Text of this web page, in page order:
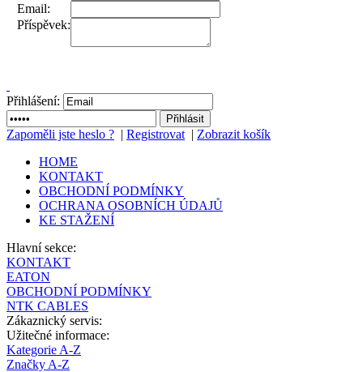
Email:
Příspěvek:
Přihlášení:
Zapoměli jste heslo ? | Registrovat | Zobrazit košík
HOME
KONTAKT
OBCHODNÍ PODMÍNKY
OCHRANA OSOBNÍCH ÚDAJŮ
KE STAŽENÍ
Hlavní sekce:
KONTAKT
EATON
OBCHODNÍ PODMÍNKY
NTK CABLES
Zákaznický servis:
Užitečné informace:
Kategorie A-Z
Značky A-Z